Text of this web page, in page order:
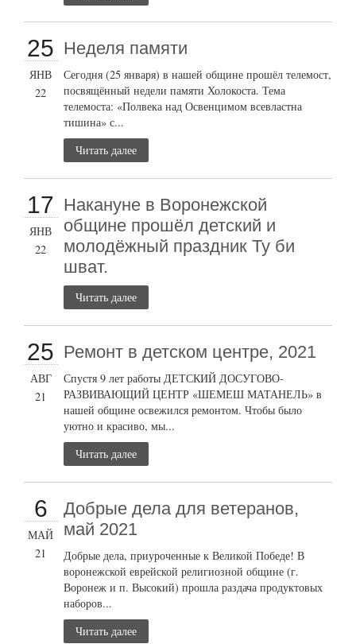
25
ЯНВ
22
Неделя памяти
Сегодня (25 января) в нашей общине прошёл телемост,
посвящённый недели памяти Холокоста. Тема
телемоста: «Полвека над Освенцимом всевластна
тишина» с...
Читать далее
17
ЯНВ
22
Накануне в Воронежской
общине прошёл детский и
молодёжный праздник Ту би
шват.
Читать далее
25
АВГ
21
Ремонт в детском центре, 2021
Спустя 9 лет работы ДЕТСКИЙ ДОСУГОВО-
РАЗВИВАЮЩИЙ ЦЕНТР «ШЕМЕШ МАТАНЕЛЬ» в
нашей общине освежился ремонтом. Чтобы было
уютно и красиво, мы...
Читать далее
6
МАЙ
21
Добрые дела для ветеранов,
май 2021
Добрые дела, приуроченные к Великой Победе! В
воронежской еврейской религиозной общине (г.
Воронеж и п. Высокий) прошла раздача продуктовых
наборов...
Читать далее